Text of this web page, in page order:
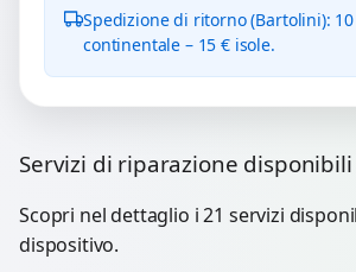
Spedizione di ritorno (Bartolini):
continentale – 15 € isole.
Servizi di riparazione disponibili
Scopri nel dettaglio i 21 servizi
dispositivo.